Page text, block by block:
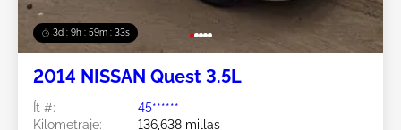
3d : 9h : 59m : 31s
2014 NISSAN Quest 3.5L
Ít #:
45******
Kilometraje:
136,638 millas